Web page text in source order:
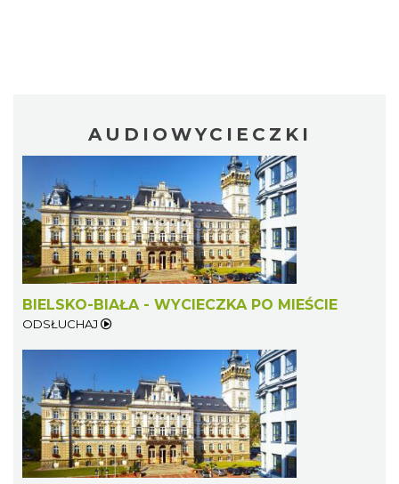
AUDIOWYCIECZKI
BIELSKO-BIAŁA - WYCIECZKA PO MIEŚCIE
ODSŁUCHAJ